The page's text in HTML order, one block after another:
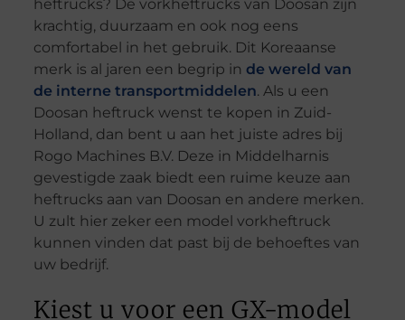
heftrucks? De vorkheftrucks van Doosan zijn
krachtig, duurzaam en ook nog eens
comfortabel in het gebruik. Dit Koreaanse
merk is al jaren een begrip in de wereld van
de interne transportmiddelen. Als u een
Doosan heftruck wenst te kopen in Zuid-
Holland, dan bent u aan het juiste adres bij
Rogo Machines B.V. Deze in Middelharnis
gevestigde zaak biedt een ruime keuze aan
heftrucks aan van Doosan en andere merken.
U zult hier zeker een model vorkheftruck
kunnen vinden dat past bij de behoeftes van
uw bedrijf.
Kiest u voor een GX-model